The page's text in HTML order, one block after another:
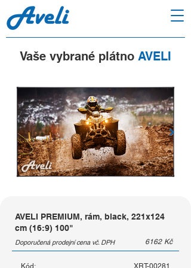
Vaše vybrané plátno AVELI
AVELI PREMIUM, rám, black, 221x124
cm (16:9) 100"
Doporučená prodejní cena vč. DPH 6162 Kč
Kód: XRT-00281